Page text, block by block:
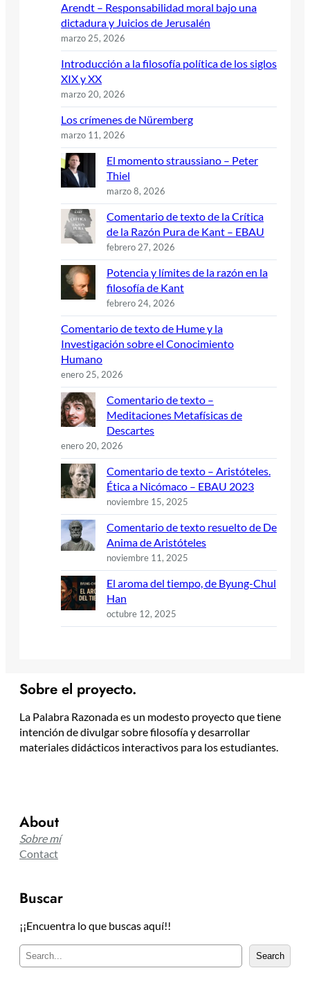
Arendt – Responsabilidad moral bajo una
dictadura y Juicios de Jerusalén
marzo 25, 2026
Introducción a la filosofía política de los siglos
XIX y XX
marzo 20, 2026
Los crímenes de Nüremberg
marzo 11, 2026
El momento straussiano – Peter
Thiel
marzo 8, 2026
Comentario de texto de la Crítica
de la Razón Pura de Kant – EBAU
febrero 27, 2026
Potencia y límites de la razón en la
filosofía de Kant
febrero 24, 2026
Comentario de texto de Hume y la
Investigación sobre el Conocimiento
Humano
enero 25, 2026
Comentario de texto –
Meditaciones Metafísicas de
Descartes
enero 20, 2026
Comentario de texto – Aristóteles.
Ética a Nicómaco – EBAU 2023
noviembre 15, 2025
Comentario de texto resuelto de De
Anima de Aristóteles
noviembre 11, 2025
El aroma del tiempo, de Byung-Chul
Han
octubre 12, 2025
Sobre el proyecto.
La Palabra Razonada es un modesto proyecto que tiene
intención de divulgar sobre filosofía y desarrollar
materiales didácticos interactivos para los estudiantes.
About
Sobre mí
Contact
Buscar
¡¡Encuentra lo que buscas aquí!!
u
Search